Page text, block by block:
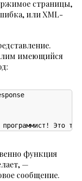
страницы,
или XML-
имеющийся
Это
функция
—
сообщение.